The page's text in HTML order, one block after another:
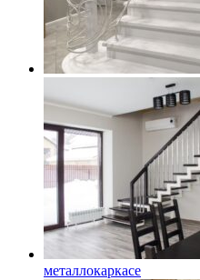
металлокаркасе